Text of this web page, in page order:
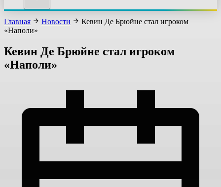
Главная Новости
Кевин Де Брюйне стал игроком
«Наполи»
Кевин Де Брюйне стал игроком
«Наполи»